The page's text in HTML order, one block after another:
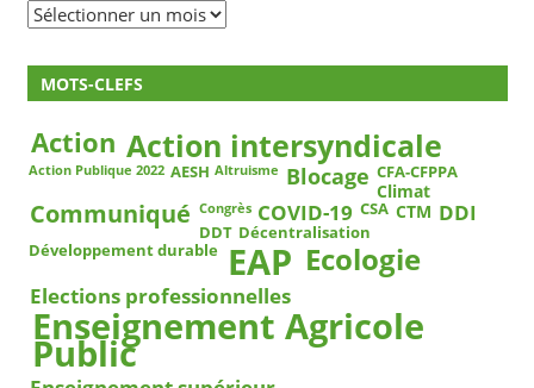
Archives
MOTS-CLEFS
Action Action intersyndicale
Action Publique 2022 AESH Altruisme Blocage CFA-CFPPA
Climat
Communiqué Congrès COVID-19 CSA CTM DDI
DDT Décentralisation
Développement durable EAP Ecologie
Elections professionnelles
Enseignement Agricole
Public